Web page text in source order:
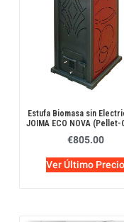
Estufa Biomasa sin
JOIMA ECO NOVA
€805.00
Ver Último Precio